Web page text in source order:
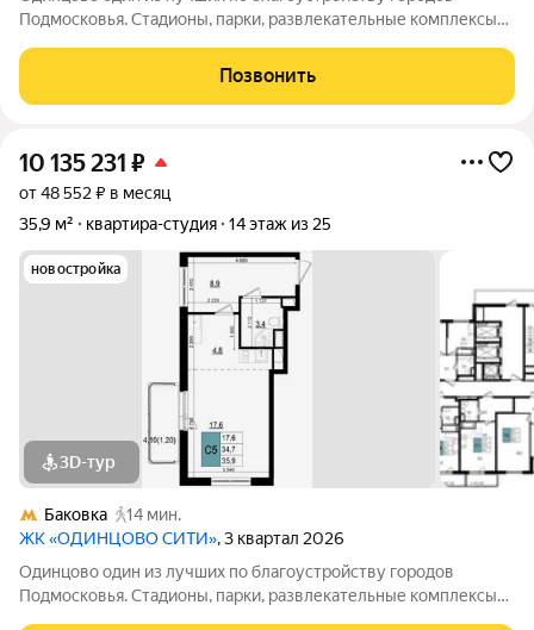
Подмосковья. Стадионы, парки, развлекательные комплексы
рестораны, салоны красоты и удобные магазины расположены
прямо в вашем дворе, на 1-х
Позвонить
10 135 231 ₽
от 48 552 ₽ в месяц
35,9 м²
квартира-студия 14 этаж из 25
новостройка
3D-тур
Баковка
14 мин.
ЖК «ОДИНЦОВО СИТИ», 3 квартал 2026
Одинцово один из лучших по благоустройству городов
Подмосковья. Стадионы, парки, развлекательные комплексы